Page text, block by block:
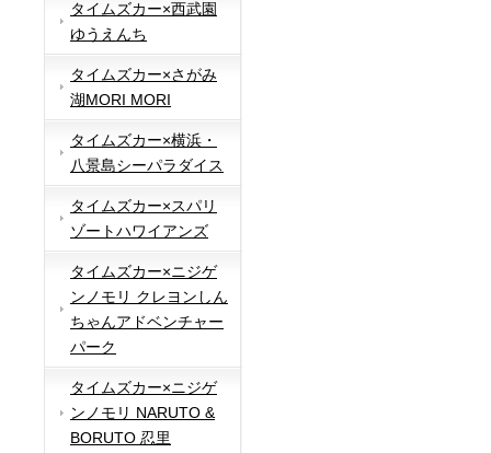
タイムズカー×西武園
ゆうえんち
タイムズカー×さがみ
湖MORI MORI
タイムズカー×横浜・
八景島シーパラダイス
タイムズカー×スパリ
ゾートハワイアンズ
タイムズカー×ニジゲ
ンノモリ クレヨンしん
ちゃんアドベンチャー
パーク
タイムズカー×ニジゲ
ンノモリ NARUTO &
BORUTO 忍里